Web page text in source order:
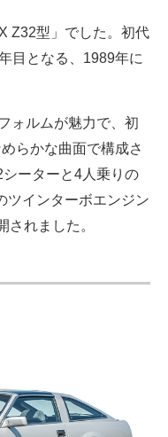
Z32型」でした。初代
目となる、1989年に
ォルムが魅力で、初
らかな曲面で構成さ
ーターと4人乗りの
ツインターボエンジン
されました。